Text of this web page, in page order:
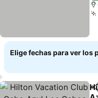
Elige fechas para ver los